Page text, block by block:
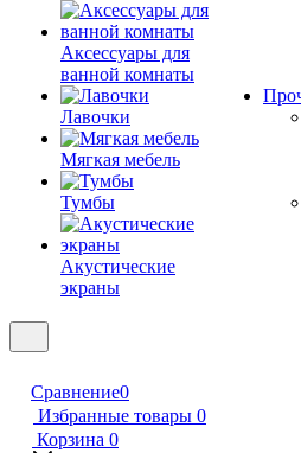
Аксессуары для
ванной комнаты
Лавочки
Мягкая мебель
Тумбы
Акустические
экраны
Сравнение0
Избранные товары 0
Корзина 0